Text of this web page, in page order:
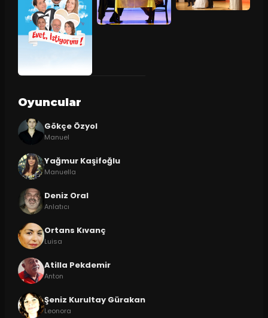
Oyuncular
Gökçe Özyol
Manuel
Yağmur Kaşifoğlu
Manuella
Deniz Oral
Anlatıcı
Ortans Kıvanç
Luisa
Atilla Pekdemir
Anton
Şeniz Kurultay Gürakan
Leonora